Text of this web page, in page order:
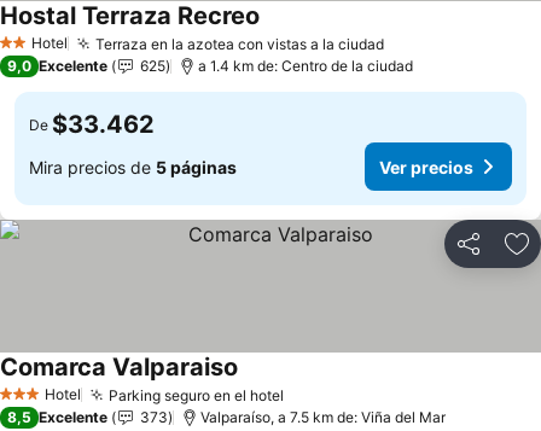
2 Estrellas
Hotel Terraza en la azotea con vistas a la ciudad
Hostal Terraza Recreo
9,0 Excelente 625 a 1.4 km de: Centro de la ciudad
De $33.462
Mira precios de 5 páginas Ver precios
Compartir
3 Estrellas
Hotel Parking seguro en el hotel
Comarca Valparaiso
8,5 Excelente 373 Valparaíso, a 7.5 km de: Viña del Mar